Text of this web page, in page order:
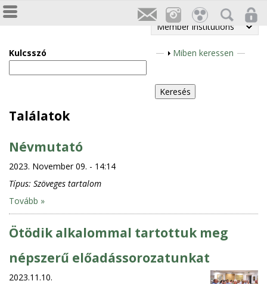
Member institutions
Kulcsszó
S
o
w
Miben keressen
Találatok
Névmutató
2023. November 09. - 14:14
Típus: Szöveges tartalom
Tovább »
Ötödik alkalommal tartottuk meg
népszerű előadássorozatunkat
2023.11.10.